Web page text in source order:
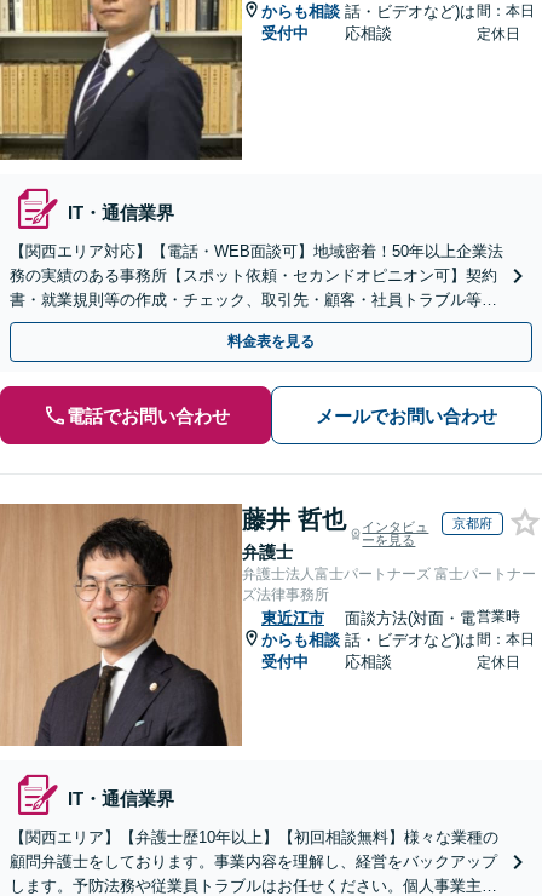
からも相談
受付中
話・ビデオなど)は
応相談
間：本日
定休日
IT・通信業界
【関西エリア対応】【電話・WEB面談可】地域密着！50年以上企業法
務の実績のある事務所【スポット依頼・セカンドオピニオン可】契約
書・就業規則等の作成・チェック、取引先・顧客・社員トラブル等、
お気軽にご相談ください【事前予約で休日・夜間対応】
料金表を見る
電話でお問い合わせ メールでお問い合わせ
藤井 哲也
弁護士
インタビュ
ーを見る
京都府
弁護士法人富士パートナーズ 富士パートナー
ズ法律事務所
東近江市
からも相談
受付中
面談方法(対面・電
話・ビデオなど)は
応相談
営業時
間：本日
定休日
IT・通信業界
【関西エリア】【弁護士歴10年以上】【初回相談無料】様々な業種の
顧問弁護士をしております。事業内容を理解し、経営をバックアップ
します。予防法務や従業員トラブルはお任せください。個人事業主か